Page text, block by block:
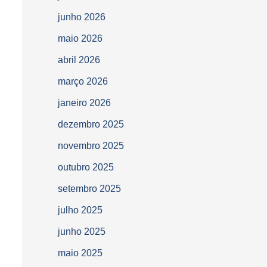
junho 2026
maio 2026
abril 2026
março 2026
janeiro 2026
dezembro 2025
novembro 2025
outubro 2025
setembro 2025
julho 2025
junho 2025
maio 2025